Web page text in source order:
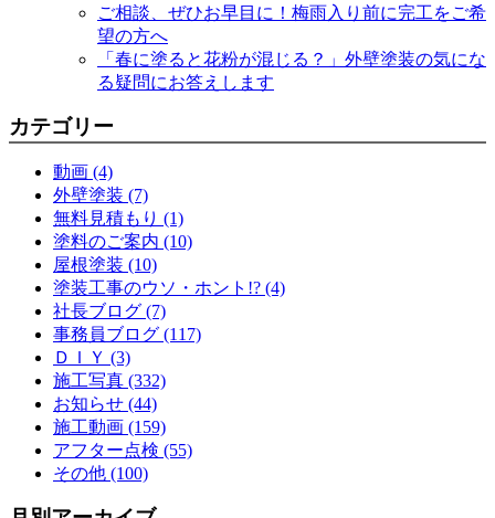
ご相談、ぜひお早目に！梅雨入り前に完工をご希
望の方へ
「春に塗ると花粉が混じる？」外壁塗装の気にな
る疑問にお答えします
カテゴリー
動画 (4)
外壁塗装 (7)
無料見積もり (1)
塗料のご案内 (10)
屋根塗装 (10)
塗装工事のウソ・ホント!? (4)
社長ブログ (7)
事務員ブログ (117)
ＤＩＹ (3)
施工写真 (332)
お知らせ (44)
施工動画 (159)
アフター点検 (55)
その他 (100)